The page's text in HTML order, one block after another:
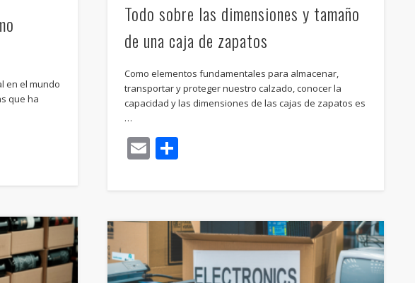
Todo sobre las dimensiones y tamaño
de una caja de zapatos
Como elementos fundamentales para almacenar,
transportar y proteger nuestro calzado, conocer la
capacidad y las dimensiones de las cajas de zapatos es
…
EmailCompartir
en el mundo
que ha